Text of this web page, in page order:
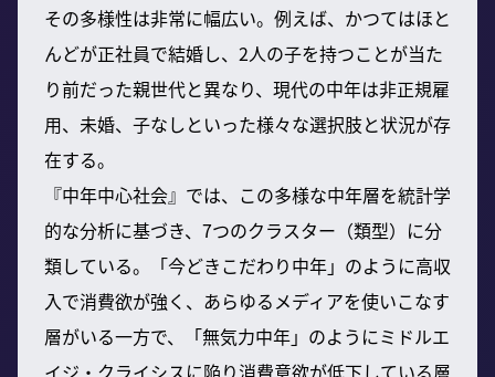
その多様性は非常に幅広い。例えば、かつてはほと
んどが正社員で結婚し、2人の子を持つことが当た
り前だった親世代と異なり、現代の中年は非正規雇
用、未婚、子なしといった様々な選択肢と状況が存
在する。
『中年中心社会』では、この多様な中年層を統計学
的な分析に基づき、7つのクラスター（類型）に分
類している。「今どきこだわり中年」のように高収
入で消費欲が強く、あらゆるメディアを使いこなす
層がいる一方で、「無気力中年」のようにミドルエ
イジ・クライシスに陥り消費意欲が低下している層